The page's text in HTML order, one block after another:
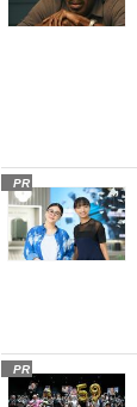
PR
PR